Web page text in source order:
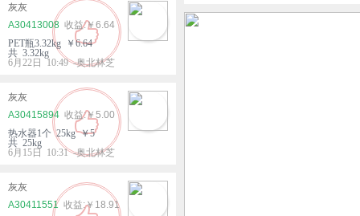
灰灰
A30413008
￥6.64
PET瓶3.32kg ￥6.64
共 3.32kg
6月22日 10:49 -奥北林芝
灰灰
A30415894
￥5.00
热水器1个 25kg ￥5
共 25kg
6月15日 10:31 -奥北林芝
灰灰
A30411551
￥18.91